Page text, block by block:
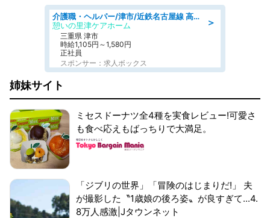
＞
介護職・ヘルパー/津市/近鉄名古屋線 高田本山/三重県/デイサービス
憩いの里津ケアホーム
三重県 津市
時給1,105円～1,580円
正社員
スポンサー：求人ボックス
姉妹サイト
ミセスドーナツ全4種を実食レビュー!可愛さ
も食べ応えもばっちりで大満足。
「ジブリの世界」「冒険のはじまりだ!」 夫
が撮影した〝1歳娘の後ろ姿〟が良すぎて...4.
8万人感激|Jタウンネット